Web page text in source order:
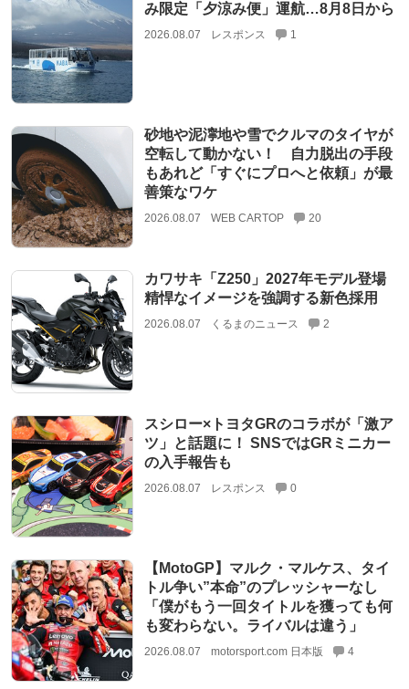
み限定「夕涼み便」運航…8月8日から
2026.08.07 レスポンス 1
砂地や泥濘地や雪でクルマのタイヤが
空転して動かない！ 自力脱出の手段
もあれど「すぐにプロへと依頼」が最
善策なワケ
2026.08.07 WEB CARTOP 20
カワサキ「Z250」2027年モデル登場
精悍なイメージを強調する新色採用
2026.08.07 くるまのニュース 2
スシロー×トヨタGRのコラボが「激ア
ツ」と話題に！ SNSではGRミニカー
の入手報告も
2026.08.07 レスポンス 0
【MotoGP】マルク・マルケス、タイ
トル争い”本命”のプレッシャーなし
「僕がもう一回タイトルを獲っても何
も変わらない。ライバルは違う」
2026.08.07 motorsport.com 日本版 4